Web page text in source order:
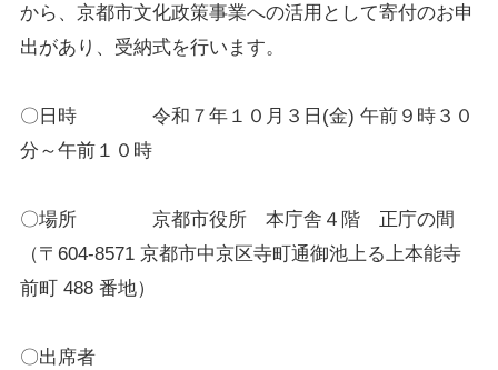
から、京都市文化政策事業への活用として寄付のお申
出があり、受納式を行います。
〇日時 令和７年１０月３日(金) 午前９時３０
分～午前１０時
〇場所 京都市役所 本庁舎４階 正庁の間
（〒604-8571 京都市中京区寺町通御池上る上本能寺
前町 488 番地）
〇出席者